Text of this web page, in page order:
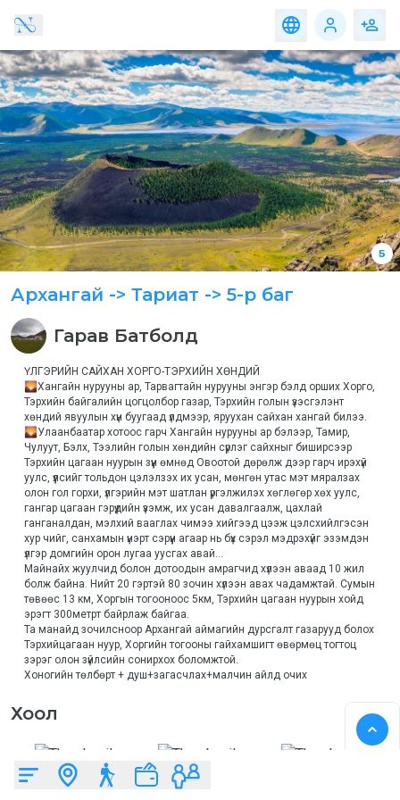
Алтайн бүс
Баруун бүс
Говийн бүс
Зүүн бүс
Хангайн бүс
Байгаль
ба Адал
явдал
Гэр бүл,
боловсрол
ба орон
нутгийн
аялал
Нүүдэлчин
Соёлын
аялал
Түүх, археологи,
аялал
аялал
мэндийн
аялал
Аялал Байр Үйлчилгээ Хоол
Аялал Байр Үйлчилгээ Хоол
5
Архангай -> Тариат -> 5-р баг
Гарав Батболд
ҮЛГЭРИЙН САЙХАН ХОРГО-ТЭРХИЙН ХӨНДИЙ
🌄Хангайн нурууны ар, Тарвагтайн нурууны энгэр бэлд орших Хорго,
Тэрхийн байгалийн цогцолбор газар, Тэрхийн голын үзэсгэлэнт
хөндий явуулын хүн буугаад үлдмээр, яруухан сайхан хангай билээ.
🌄Улаанбаатар хотоос гарч Хангайн нурууны ар бэлээр, Тамир,
Чулуут, Бэлх, Тээлийн голын хөндийн сүрлэг сайхныг биширсээр
Тэрхийн цагаан нуурын зүүн өмнөд Овоотой дөрөлж дээр гарч ирэхүй
уулс, үүлсийг тольдон цэлэлзэх их усан, мөнгөн утас мэт мяралзах
олон гол горхи, үлгэрийн мэт шатлан үргэлжилэх хөглөгөр хөх уулс,
гангар цагаан гэрүүдийн үзэмж, их усан давалгаалж, цахлай
ганганалдан, мэлхий вааглах чимээ хийгээд цээж цэлсхийлгэсэн
хур чийг, санхамын үнэрт сэрүүн агаар нь бүх сэрэл мэдрэхүйг эзэмдэн
үлгэр домгийн орон лугаа уусгах авай...
Майнайх жуулчид болон дотоодын амрагчид хүлээн аваад 10 жил
болж байна. Нийт 20 гэртэй 80 зочин хүлээн авах чадамжтай. Сумын
төвөөс 13 км, Хоргын тогооноос 5км, Тэрхийн цагаан нуурын хойд
эрэгт 300метрт байрлаж байгаа.
Та манайд зочилсноор Архангай аймагийн дурсгалт газарууд болох
Тэрхийцагаан нуур, Хоргийн тогооны гайхамшигт өвөрмөц тогтоц
зэрэг олон зүйлсийн сонирхох боломжтой.
Хоногийн төлбөрт + душ+загасчлах+малчин айлд очих
Хоол